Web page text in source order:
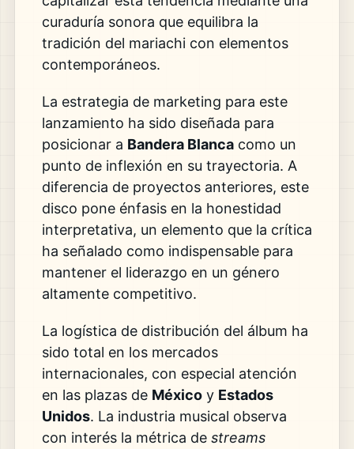
curaduría sonora que equilibra la
tradición del mariachi con elementos
contemporáneos.
La estrategia de marketing para este
lanzamiento ha sido diseñada para
posicionar a Bandera Blancacomo un
punto de inflexión en su trayectoria. A
diferencia de proyectos anteriores, este
disco pone énfasis en la honestidad
interpretativa, un elemento que la crítica
ha señalado como indispensable para
mantener el liderazgo en un género
altamente competitivo.
La logística de distribución del álbum ha
sido total en los mercados
internacionales, con especial atención
en las plazas de Méxicoy Estados
Unidos. La industria musical observa
con interés la métrica de streams